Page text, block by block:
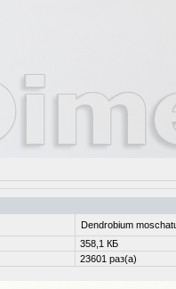
Dendrobium
358,1 КБ
23601 раз(а)